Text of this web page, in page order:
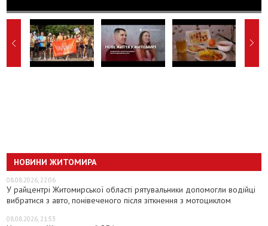
НОВИНИ ЖИТОМИРА
08.08.2026, 22:06
У райцентрі Житомирської області рятувальники допомогли водійці
вибратися з авто, понівеченого після зіткнення з мотоциклом
08.08.2026, 21:53